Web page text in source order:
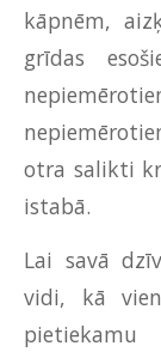
kāpnēm,
grīdas
otra salikti
istabā.
Lai savā
vidi, kā